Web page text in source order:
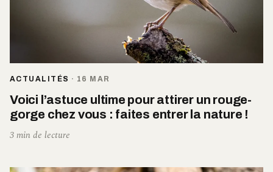
ACTUALITÉS · 16 MAR
Voici l’astuce ultime pour attirer un rouge-
gorge chez vous : faites entrer la nature !
3 min de lecture